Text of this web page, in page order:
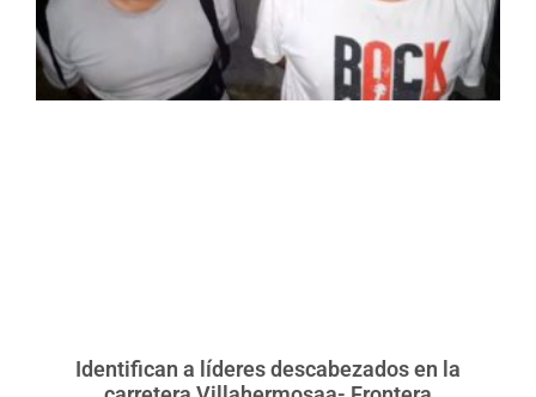
Identifican a líderes descabezados en la